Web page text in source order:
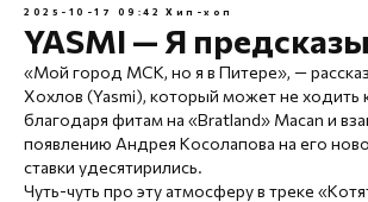
2025-10-17 09:42 Хип-хоп
YASMI — Я
«Мой город МСК, но я в Питере», —
Хохлов (Yasmi), который может не ходить
благодаря фитам на «Bratland» Macan и
появлению Андрея Косолапова на его
ставки удесятирились.
Чуть-чуть про эту атмосферу в треке